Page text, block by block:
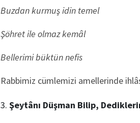
Buzdan kurmuş idin temel
Şöhret ile olmaz kemâl
Bellerimi büktün nefis
Rabbimiz cümlemizi amellerinde
Şeytânı Düşman Bilip,